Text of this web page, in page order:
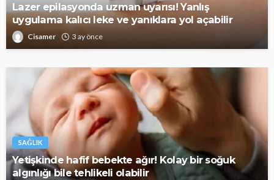
Lazer epilasyonda uzman uyarısı! Yanlış
uygulama kalıcı leke ve yanıklara yol açabilir
Cisamer 3 ay önce
SAĞLIK
Yetişkinde hafif bebekte ağır! Kolay bir soğuk
algınlığı bile tehlikeli olabilir